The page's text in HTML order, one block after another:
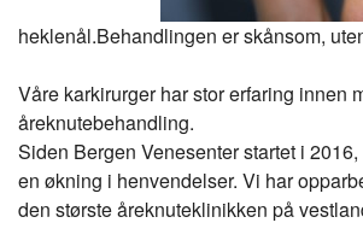
heklenål.Behandlingen er skånsom,
Våre karkirurger har stor erfaring innen
åreknutebehandling.
Siden Bergen Venesenter startet i
en økning i henvendelser. Vi har
den største åreknuteklinikken på